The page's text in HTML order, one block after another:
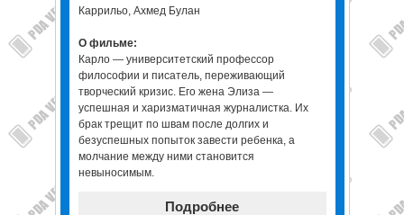
Каррильо, Ахмед Булан
О фильме:
Карло — университетский профессор
философии и писатель, переживающий
творческий кризис. Его жена Элиза —
успешная и харизматичная журналистка. Их
брак трещит по швам после долгих и
безуспешных попыток завести ребенка, а
молчание между ними становится
невыносимым.
Подробнее